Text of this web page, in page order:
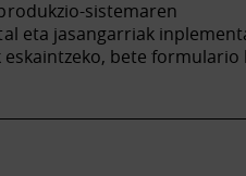
sistemaren
eta jasangarriak
bete formulario